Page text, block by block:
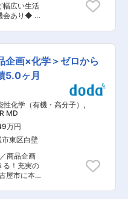
シング戦略
からの価格
可愛い」を
ュム 都会で
（パー
を）
洗練を融
可能です ◇
るため、
ち上げを行
連携が多
多角的な
みやナレッ
幅広い生活
あり◆ 同
す。今回、
マネジャー
を軸にしな
プ全体を描
幅広く携
する業務
出張頻度
示会参加
開拓 ・
社経由で
構成・売上
定・売場
■魅
単なる商品
格帯で、ど
企画×化学＞ゼロから
5.0ヶ月
化学（有機・高分子） ,
MD
万円
東区白壁
商品企画
る！充実の